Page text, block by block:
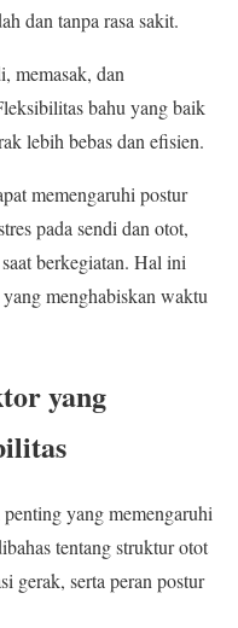
dan tanpa rasa sakit.
memasak, dan
bahu yang baik
lebih bebas dan efisien.
memengaruhi postur
pada sendi dan otot,
berkegiatan. Hal ini
menghabiskan waktu
yang
yang memengaruhi
tentang struktur otot
gerak, serta peran postur